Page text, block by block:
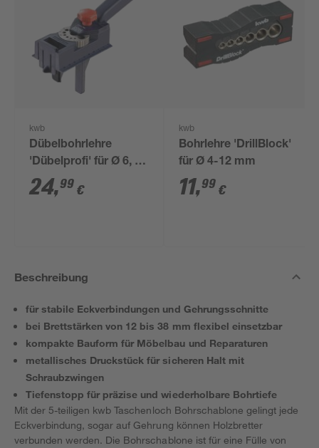
kwb
Dübelbohrlehre
'Dübelprofi' für Ø 6, 8,
10 mm Dübel
24,99 €
kwb
Bohrlehre 'DrillBlock'
für Ø 4-12 mm
11,99 €
Beschreibung
für stabile Eckverbindungen und Gehrungsschnitte
bei Brettstärken von 12 bis 38 mm flexibel einsetzbar
kompakte Bauform für Möbelbau und Reparaturen
metallisches Druckstück für sicheren Halt mit
Schraubzwingen
Tiefenstopp für präzise und wiederholbare Bohrtiefe
Mit der 5-teiligen kwb Taschenloch Bohrschablone gelingt jede
Eckverbindung, sogar auf Gehrung können Holzbretter
verbunden werden. Die Bohrschablone ist für eine Fülle von